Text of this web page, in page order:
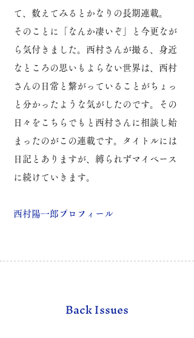
て、数えてみるとかなりの長期連載。
そのことに「なんか凄いぞ」と今更なが
ら気付きました。 西村さんが撮る、身近
なところの思いもよらない世界は、西村
さんの日常と繋がっていることがちょっ
と分かったような気がしたのです。
その
日々をこちらでもと西村さんに相談し始
まったのがこの連載です。
タイトルには
日記とありますが、縛られずマイペース
に続けていきます。
​西村陽一郎プロフィール
Back Issues